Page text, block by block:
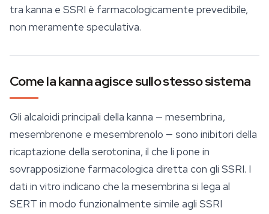
tra kanna e SSRI è farmacologicamente prevedibile,
non meramente speculativa.
Come la kanna agisce sullo stesso sistema
Gli alcaloidi principali della kanna — mesembrina,
mesembrenone e mesembrenolo — sono inibitori della
ricaptazione della serotonina, il che li pone in
sovrapposizione farmacologica diretta con gli SSRI. I
dati in vitro indicano che la mesembrina si lega al
SERT in modo funzionalmente simile agli SSRI